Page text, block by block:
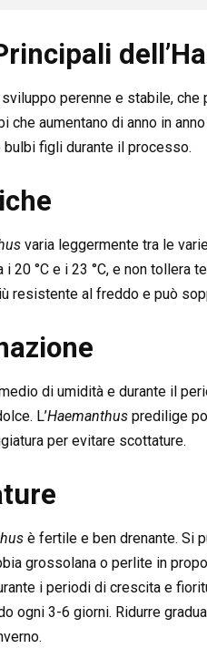
perenne e stabile, che
che aumentano di anno in
figli durante il processo.
varia leggermente tra le
°C e i 23 °C, e non tollera
resistente al freddo e può
di umidità e durante il
L’Haemanthus predilige
per evitare scottature.
è fertile e ben drenante. Si
grossolana o perlite in
i periodi di crescita e
ogni 3-6 giorni. Ridurre